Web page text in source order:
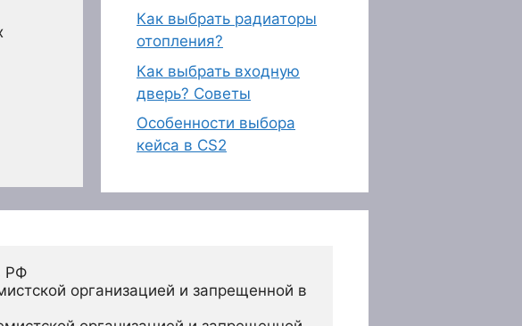
Как выбрать радиаторы
отопления?
Как выбрать входную
дверь? Советы
Особенности выбора
кейса в CS2
РФ
организацией и запрещенной в